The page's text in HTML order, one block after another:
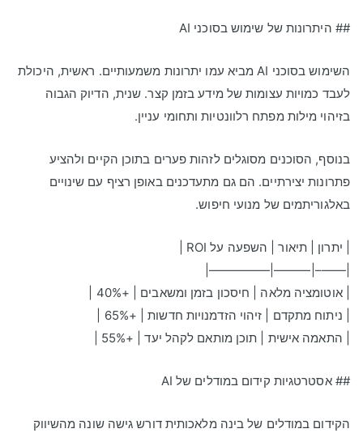
## היתרונות של שימוש בסוכני AI
השימוש בסוכני AI מביא עמו יתרונות משמעותיים. ראשית, היכולת
לעבד כמויות עצומות של מידע בזמן קצר. שנית, הדיוק הגבוה
בזיהוי מילות מפתח רלוונטיות ותחומי עניין.
בנוסף, הסוכנים מסוגלים לזהות פערים בתוכן הקיים ולהציע
פתרונות יצירתיים. הם גם מתעדכנים באופן רציף עם שינויים
באלגוריתמים של מנועי חיפוש.
| יתרון | תיאור | השפעה על ROI |
|——–|———|—————|
| אוטומציה מלאה | חיסכון בזמן ומשאבים | +40% |
| ניתוח מתקדם | זיהוי הזדמנויות חדשות | +65% |
| התאמה אישית | תוכן מותאם לקהל יעד | +55% |
## אסטרטגיות קידום במודלים של AI
הקידום במודלים של בינה מלאכותית דורש גישה שונה מהשיווק